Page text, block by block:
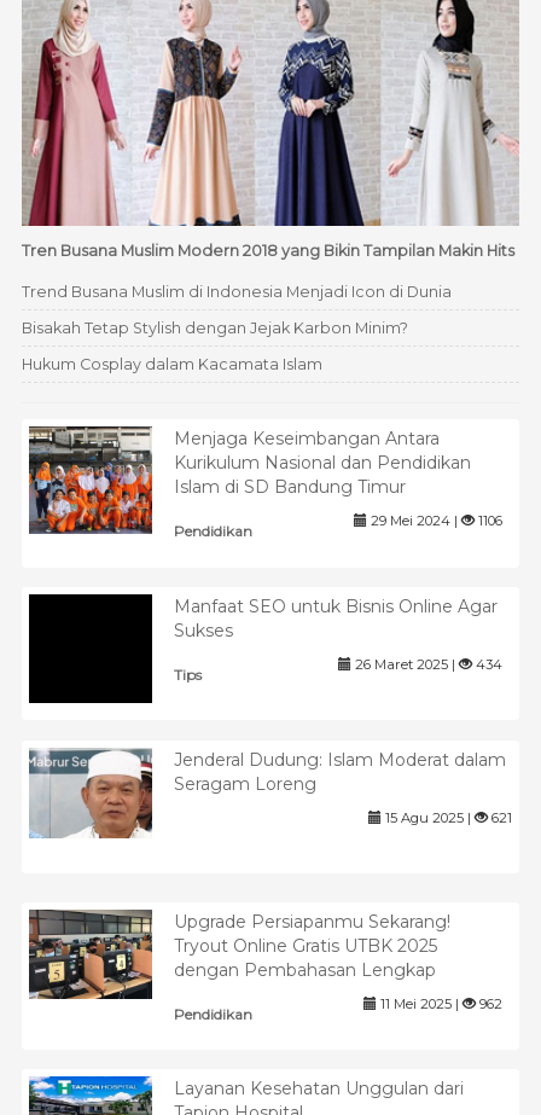
Tren Busana Muslim Modern 2018 yang Bikin Tampilan Makin Hits
Trend Busana Muslim di Indonesia Menjadi Icon di Dunia
Bisakah Tetap Stylish dengan Jejak Karbon Minim?
Hukum Cosplay dalam Kacamata Islam
Menjaga Keseimbangan Antara
Kurikulum Nasional dan Pendidikan
Islam di SD Bandung Timur
Pendidikan
29 Mei 2024 | 1106
Manfaat SEO untuk Bisnis Online Agar
Sukses
Tips
26 Maret 2025 | 434
Jenderal Dudung: Islam Moderat dalam
Seragam Loreng
15 Agu 2025 | 621
Upgrade Persiapanmu Sekarang!
Tryout Online Gratis UTBK 2025
dengan Pembahasan Lengkap
Pendidikan
11 Mei 2025 | 962
Layanan Kesehatan Unggulan dari